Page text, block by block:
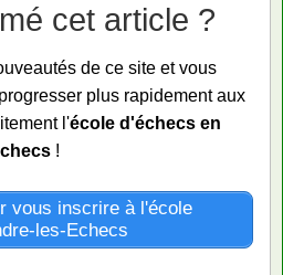
cet article ?
de ce site et vous
plus rapidement aux
l'école d'échecs en
!
vous inscrire à l'école
les-Echecs